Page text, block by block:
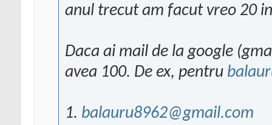
anul trecut am facut vreo 20
Daca ai mail de la google
avea 100. De ex, pentru
1. balauru8962@gmail.com